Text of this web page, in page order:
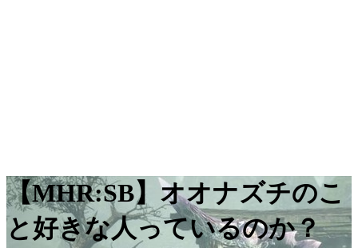
【MHR:SB】オオナズチのこ
と好きな人っているのか？